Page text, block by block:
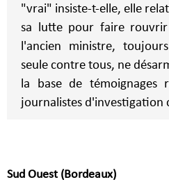
"vrai" insiste-t-elle, elle
sa lutte pour faire
l'ancien ministre,
seule contre tous, ne
la base de témoignages
journalistes d'investigation
Sud Ouest (Bordeaux)